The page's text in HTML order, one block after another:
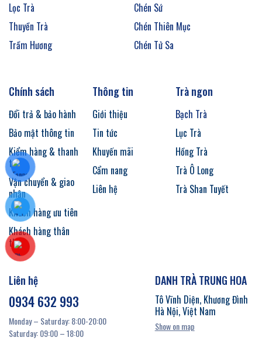
Lọc Trà
Thuyền Trà
Trầm Hương
Chén Sứ
Chén Thiên Mục
Chén Tử Sa
Chính sách
Đổi trả & bảo hành
Bảo mật thông tin
Kiểm hàng & thanh
toán
Vận chuyển & giao
nhận
Khách hàng ưu tiên
Khách hàng thân
thiết
Thông tin
Giới thiệu
Tin tức
Khuyến mãi
Cẩm nang
Liên hệ
Trà ngon
Bạch Trà
Lục Trà
Hồng Trà
Trà Ô Long
Trà Shan Tuyết
Liên hệ
0934 632 993
Monday – Saturday: 8:00-20:00
Saturday: 09:00 – 18:00
DANH TRÀ TRUNG HOA
Tô Vĩnh Diện, Khương Đình
Hà Nội, Việt Nam
Show on map